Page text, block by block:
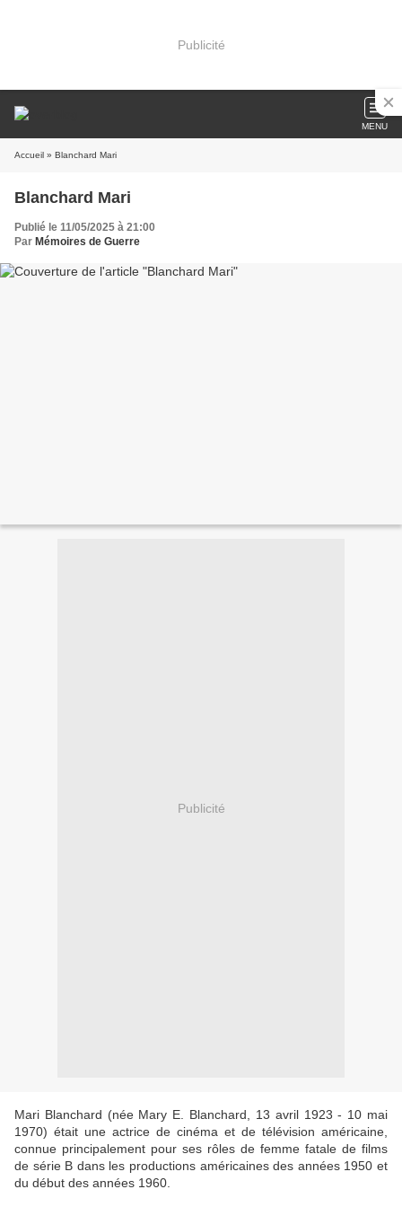
Publicité
MENU
Accueil » Blanchard Mari
Blanchard Mari
Publié le 11/05/2025 à 21:00
Par Mémoires de Guerre
Publicité
Mari Blanchard (née Mary E. Blanchard, 13 avril 1923 - 10 mai
1970) était une actrice de cinéma et de télévision américaine,
connue principalement pour ses rôles de femme fatale de films
de série B dans les productions américaines des années 1950 et
du début des années 1960.